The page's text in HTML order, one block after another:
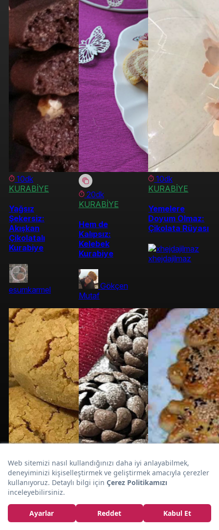
Süt
Şerbetli Islak
Kurabiye Tarifi
10dk
KURABİYE
Yağsız
Şekersiz:
Akışkan
Çikolatalı
Kurabiye
esumkarmel
20dk
KURABİYE
Hem de
Kalıpsız:
Kelebek
Kurabiye
Gökçen
Mutaf
10dk
KURABİYE
Yemelere
Doyum Olmaz:
Çikolata Rüyası
xhejdajilmaz
15dk
KURABİYE
5dk
KURABİYE
20dk
KURABİYE